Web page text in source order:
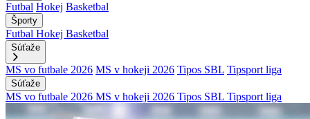
Futbal Hokej Basketbal
Športy
Futbal Hokej Basketbal
Súťaže
MS vo futbale 2026 MS v hokeji 2026 Tipos SBL Tipsport liga
Súťaže
MS vo futbale 2026 MS v hokeji 2026 Tipos SBL Tipsport liga